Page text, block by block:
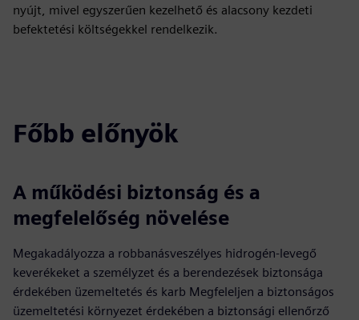
nyújt, mivel egyszerűen kezelhető és alacsony kezdeti
befektetési költségekkel rendelkezik.
Főbb előnyök
A működési biztonság és a
megfelelőség növelése
Megakadályozza a robbanásveszélyes hidrogén-levegő
keverékeket a személyzet és a berendezések biztonsága
érdekében üzemeltetés és karb Megfeleljen a biztonságos
üzemeltetési környezet érdekében a biztonsági ellenőrző